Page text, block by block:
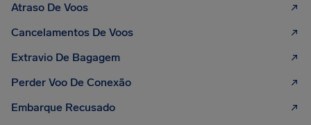
Atraso De Voos
Cancelamentos De Voos
Extravio De Bagagem
Perder Voo De Conexão
Embarque Recusado